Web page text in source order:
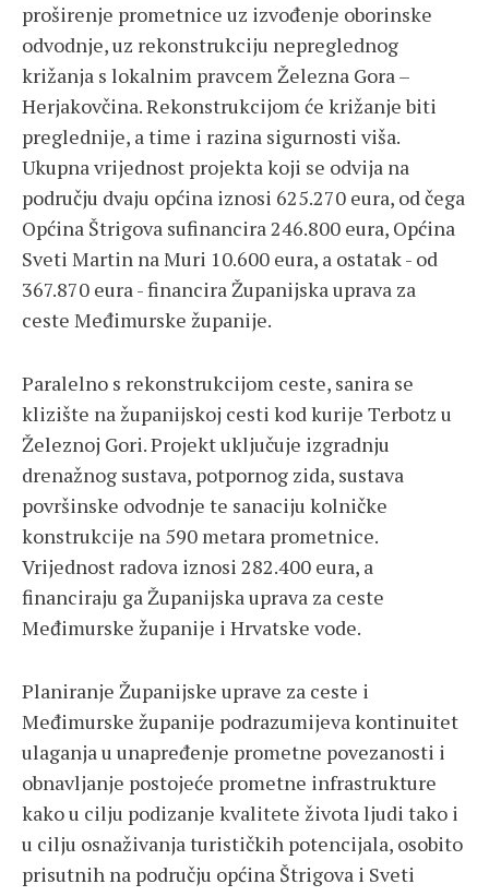
proširenje prometnice uz izvođenje oborinske
odvodnje, uz rekonstrukciju nepreglednog
križanja s lokalnim pravcem Železna Gora –
Herjakovčina. Rekonstrukcijom će križanje biti
preglednije, a time i razina sigurnosti viša.
Ukupna vrijednost projekta koji se odvija na
području dvaju općina iznosi 625.270 eura, od čega
Općina Štrigova sufinancira 246.800 eura, Općina
Sveti Martin na Muri 10.600 eura, a ostatak - od
367.870 eura - financira Županijska uprava za
ceste Međimurske županije.
Paralelno s rekonstrukcijom ceste, sanira se
klizište na županijskoj cesti kod kurije Terbotz u
Železnoj Gori. Projekt uključuje izgradnju
drenažnog sustava, potpornog zida, sustava
površinske odvodnje te sanaciju kolničke
konstrukcije na 590 metara prometnice.
Vrijednost radova iznosi 282.400 eura, a
financiraju ga Županijska uprava za ceste
Međimurske županije i Hrvatske vode.
Planiranje Županijske uprave za ceste i
Međimurske županije podrazumijeva kontinuitet
ulaganja u unapređenje prometne povezanosti i
obnavljanje postojeće prometne infrastrukture
kako u cilju podizanje kvalitete života ljudi tako i
u cilju osnaživanja turističkih potencijala, osobito
prisutnih na području općina Štrigova i Sveti